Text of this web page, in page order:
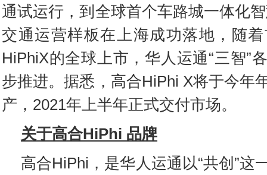
通试运行，到全球首个车路城一体化
交通运营样板在上海成功落地，随
HiPhiX的全球上市，华人运通“三智”
步推进。据悉，高合HiPhi X将于今年
产，2021年上半年正式交付市场。
关于高合HiPhi 品牌
高合HiPhi，是华人运通以“共创”这